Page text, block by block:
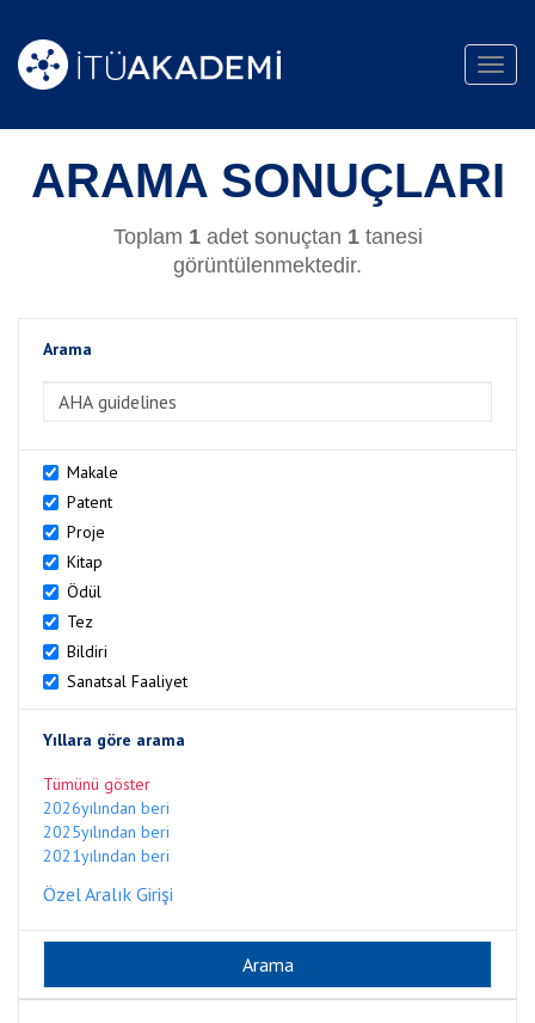
ARAMA SONUÇLARI
Toplam 1adet sonuçtan 1tanesi
görüntülenmektedir.
Arama
Makale
Patent
Proje
Kitap
Ödül
Tez
Bildiri
Sanatsal Faaliyet
Yıllara göre arama
Tümünü göster
2026yılından beri
2025yılından beri
2021yılından beri
Özel Aralık Girişi